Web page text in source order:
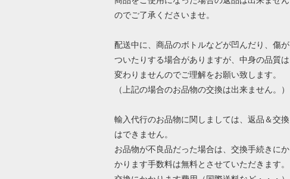
のでご了承くださいませ。
配送中に、商品のボトルなどが凹んだり、傷が
ついたりする場合がありますが、中身の品質は
変わりませんのでご理解をお願い致します。
（上記の場合のお品物の交換は出来ません。）
輸入代行のお品物に関しましては、返品＆交換
はできません。
お品物が不良品だった場合は、交換手続きにか
かります手数料は無料とさせていただきます。